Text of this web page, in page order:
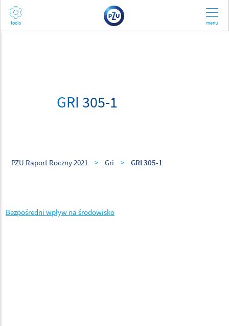
GRI 305-1
PZU Raport Roczny 2021 > Gri > GRI 305-1
Bezpośredni wpływ na środowisko